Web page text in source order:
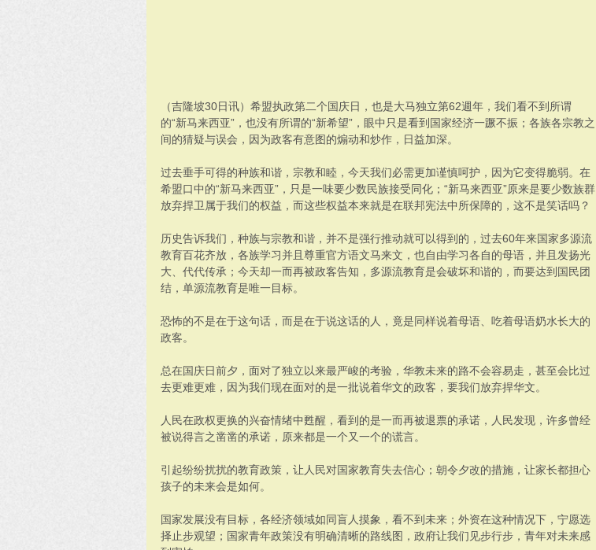
（吉隆坡30日讯）希盟执政第二个国庆日，也是大马独立第62週年，我们看不到所谓
的“新马来西亚”，也没有所谓的“新希望”，眼中只是看到国家经济一蹶不振；各族各宗教之
间的猜疑与误会，因为政客有意图的煽动和炒作，日益加深。
过去垂手可得的种族和谐，宗教和睦，今天我们必需更加谨慎呵护，因为它变得脆弱。在
希盟口中的“新马来西亚”，只是一味要少数民族接受同化；“新马来西亚”原来是要少数族群
放弃捍卫属于我们的权益，而这些权益本来就是在联邦宪法中所保障的，这不是笑话吗？
历史告诉我们，种族与宗教和谐，并不是强行推动就可以得到的，过去60年来国家多源流
教育百花齐放，各族学习并且尊重官方语文马来文，也自由学习各自的母语，并且发扬光
大、代代传承；今天却一而再被政客告知，多源流教育是会破坏和谐的，而要达到国民团
结，单源流教育是唯一目标。
恐怖的不是在于这句话，而是在于说这话的人，竟是同样说着母语、吃着母语奶水长大的
政客。
总在国庆日前夕，面对了独立以来最严峻的考验，华教未来的路不会容易走，甚至会比过
去更难更难，因为我们现在面对的是一批说着华文的政客，要我们放弃捍华文。
人民在政权更换的兴奋情绪中甦醒，看到的是一而再被退票的承诺，人民发现，许多曾经
被说得言之凿凿的承诺，原来都是一个又一个的谎言。
引起纷纷扰扰的教育政策，让人民对国家教育失去信心；朝令夕改的措施，让家长都担心
孩子的未来会是如何。
国家发展没有目标，各经济领域如同盲人摸象，看不到未来；外资在这种情况下，宁愿选
择止步观望；国家青年政策没有明确清晰的路线图，政府让我们见步行步，青年对未来感